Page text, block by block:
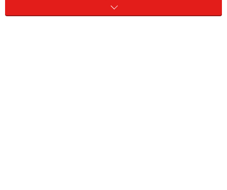
2．上下階のコミュニケーションを図りたい…上階が子ど